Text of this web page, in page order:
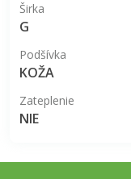
Širka
G
Podšívka
KOŽA
Zateplenie
NIE